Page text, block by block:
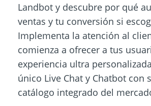
Landbot y descubre por qué
ventas y tu conversión si
Implementa la atención al
comienza a ofrecer a tus
experiencia ultra
único Live Chat y Chatbot con
catálogo integrado del